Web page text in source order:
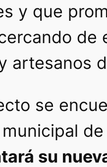
y que
de
artesanos
se
su